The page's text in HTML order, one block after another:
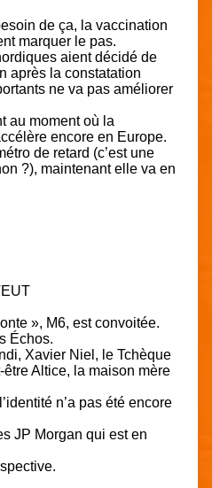
de ça, la vaccination
marquer le pas.
aient décidé de
après la constatation
ne va pas améliorer
au moment où la
encore en Europe.
de retard (c’est une
?), maintenant elle va en
», M6, est convoitée.
Échos.
Xavier Niel, le Tchèque
Altice, la maison mère
n’a pas été encore
JP Morgan qui est en